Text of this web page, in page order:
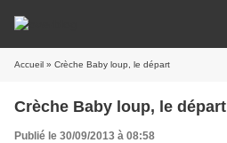
Accueil » Crèche Baby loup, le départ
Crèche Baby loup, le départ
Publié le 30/09/2013 à 08:58